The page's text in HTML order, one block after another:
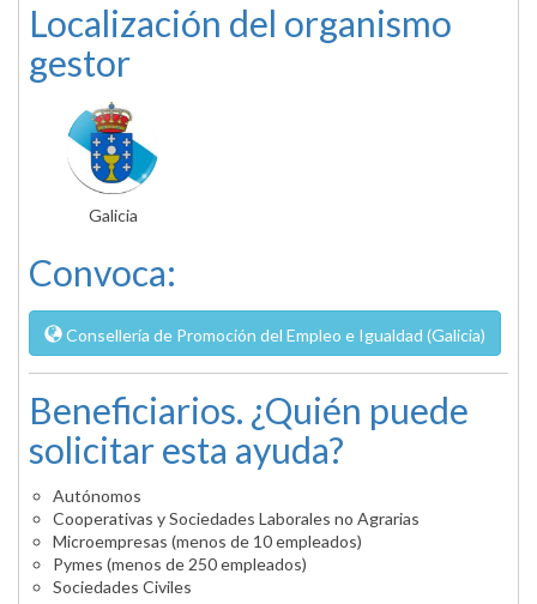
Localización del organismo
gestor
Galicia
Convoca:
Consellería de Promoción del Empleo e Igualdad (Galicia)
Beneficiarios. ¿Quién puede
solicitar esta ayuda?
Autónomos
Cooperativas y Sociedades Laborales no Agrarias
Microempresas (menos de 10 empleados)
Pymes (menos de 250 empleados)
Sociedades Civiles